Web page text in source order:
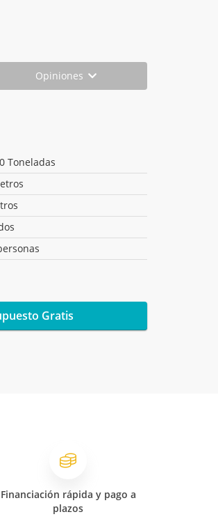
Opiniones
Toneladas
Gratis
Financiación rápida y pago a
plazos